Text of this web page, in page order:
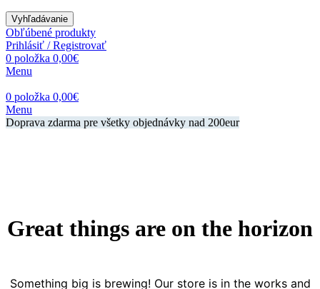
Vyhľadávanie
Obľúbené produkty
Prihlásiť / Registrovať
0 položka 0,00€
Menu
0 položka 0,00€
Menu
Doprava zdarma pre všetky objednávky nad 200eur
Great things are on the horizon
Something big is brewing! Our store is in the works and